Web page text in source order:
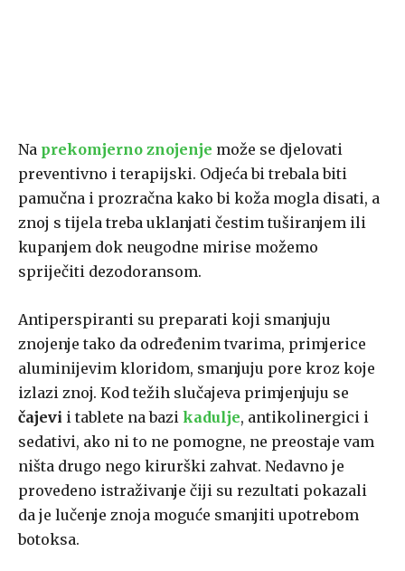
Na prekomjerno znojenje može se djelovati
preventivno i terapijski. Odjeća bi trebala biti
pamučna i prozračna kako bi koža mogla disati, a
znoj s tijela treba uklanjati čestim tuširanjem ili
kupanjem dok neugodne mirise možemo
spriječiti dezodoransom.
Antiperspiranti su preparati koji smanjuju
znojenje tako da određenim tvarima, primjerice
aluminijevim kloridom, smanjuju pore kroz koje
izlazi znoj. Kod težih slučajeva primjenjuju se
čajevi i tablete na bazi kadulje, antikolinergici i
sedativi, ako ni to ne pomogne, ne preostaje vam
ništa drugo nego kirurški zahvat. Nedavno je
provedeno istraživanje čiji su rezultati pokazali
da je lučenje znoja moguće smanjiti upotrebom
botoksa.